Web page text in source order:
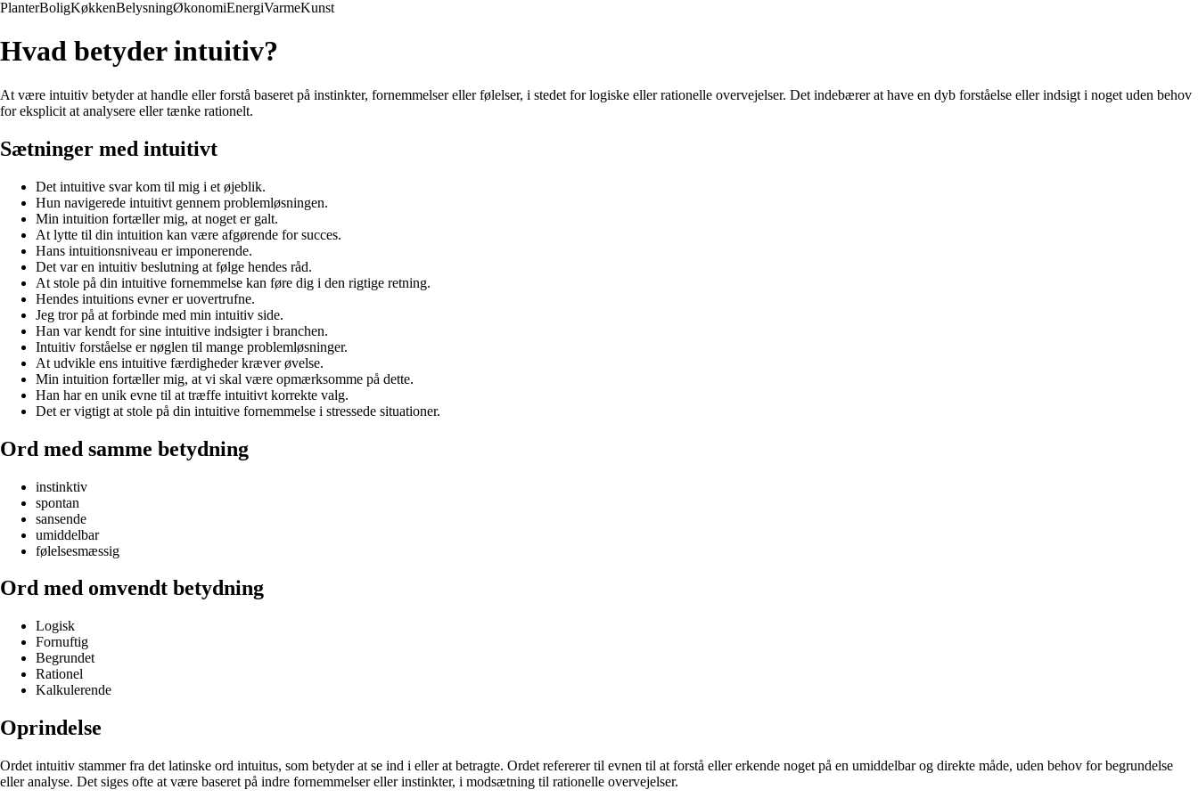
PlanterBoligKøkkenBelysningØkonomiEnergiVarmeKunst
Hvad betyder intuitiv?
At være intuitiv betyder at handle eller forstå baseret på instinkter, fornemmelser eller følelser, i stedet for logiske eller rationelle overvejelser. Det indebærer at have en dyb forståelse eller indsigt i noget uden behov
for eksplicit at analysere eller tænke rationelt.
Sætninger med intuitivt
Det intuitive svar kom til mig i et øjeblik.
Hun navigerede intuitivt gennem problemløsningen.
Min intuition fortæller mig, at noget er galt.
At lytte til din intuition kan være afgørende for succes.
Hans intuitionsniveau er imponerende.
Det var en intuitiv beslutning at følge hendes råd.
At stole på din intuitive fornemmelse kan føre dig i den rigtige retning.
Hendes intuitions evner er uovertrufne.
Jeg tror på at forbinde med min intuitiv side.
Han var kendt for sine intuitive indsigter i branchen.
Intuitiv forståelse er nøglen til mange problemløsninger.
At udvikle ens intuitive færdigheder kræver øvelse.
Min intuition fortæller mig, at vi skal være opmærksomme på dette.
Han har en unik evne til at træffe intuitivt korrekte valg.
Det er vigtigt at stole på din intuitive fornemmelse i stressede situationer.
Ord med samme betydning
instinktiv
spontan
sansende
umiddelbar
følelsesmæssig
Ord med omvendt betydning
Logisk
Fornuftig
Begrundet
Rationel
Kalkulerende
Oprindelse
Ordet intuitiv stammer fra det latinske ord intuitus, som betyder at se ind i eller at betragte. Ordet refererer til evnen til at forstå eller erkende noget på en umiddelbar og direkte måde, uden behov for begrundelse
eller analyse. Det siges ofte at være baseret på indre fornemmelser eller instinkter, i modsætning til rationelle overvejelser.